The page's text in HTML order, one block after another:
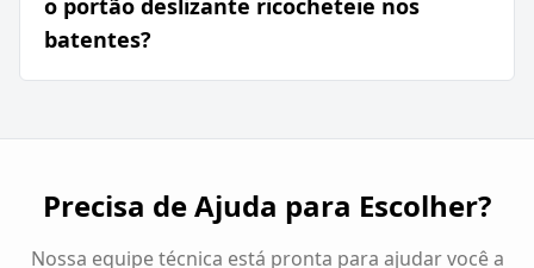
o portão deslizante ricocheteie nos
batentes?
Precisa de Ajuda para Escolher?
Nossa equipe técnica está pronta para ajudar você a